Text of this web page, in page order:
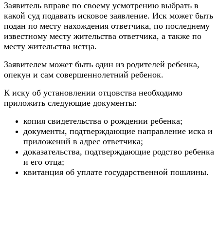
Заявитель вправе по своему усмотрению выбрать в
какой суд подавать исковое заявление. Иск может быть
подан по месту нахождения ответчика, по последнему
известному месту жительства ответчика, а также по
месту жительства истца.
Заявителем может быть один из родителей ребенка,
опекун и сам совершеннолетний ребенок.
К иску об установлении отцовства необходимо
приложить следующие документы:
копия свидетельства о рождении ребенка;
документы, подтверждающие направление иска и
приложений в адрес ответчика;
доказательства, подтверждающие родство ребенка
и его отца;
квитанция об уплате государственной пошлины.